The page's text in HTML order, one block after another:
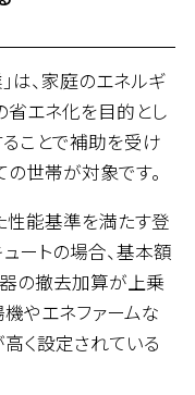
は、家庭のエネルギ
エネ化を目的とし
ことで補助を受け
の世帯が対象です。
性能基準を満たす登
ートの場合、基本額
の撤去加算が上乗
機やエネファームな
く設定されている